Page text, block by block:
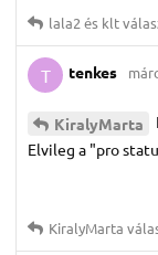
lala2 és klt
T tenkes
KiralyMarta
Elvileg a "pro
KiralyMarta